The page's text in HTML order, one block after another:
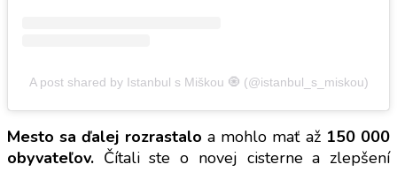
A post shared by Istanbul s Miškou 🧿 (@istanbul_s_miskou)
Mesto sa ďalej rozrastalo a mohlo mať až 150 000
obyvateľov. Čítali ste o novej cisterne a zlepšení